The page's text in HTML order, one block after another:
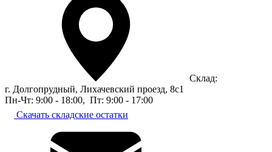
Склад:
г. Долгопрудный, Лихачевский проезд, 8c1
Пн-Чт: 9:00 - 18:00, Пт: 9:00 - 17:00
Скачать складские остатки